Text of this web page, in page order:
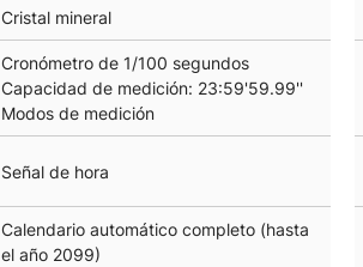
Cristal mineral
Cronómetro de 1/100 segundos
Capacidad de medición: 23:59'59.99''
Modos de medición
Señal de hora
Calendario automático completo (hasta
el año 2099)